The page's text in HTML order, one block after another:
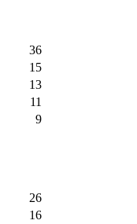
36
15
13
11
9
26
16